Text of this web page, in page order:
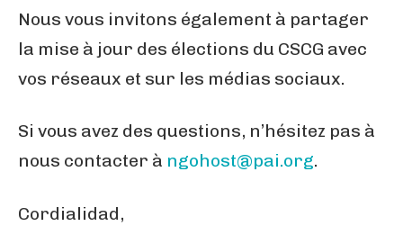
Nous vous invitons également à partager
la mise à jour des élections du CSCG avec
vos réseaux et sur les médias sociaux.
Si vous avez des questions, n’hésitez pas à
nous contacter à ngohost@pai.org.
Cordialidad,